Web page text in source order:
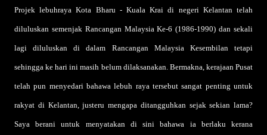
Projek lebuhraya Kota Bharu - Kuala Krai di negeri Kelantan telah
diluluskan semenjak Rancangan Malaysia Ke-6 (1986-1990) dan sekali
lagi diluluskan di dalam Rancangan Malaysia Kesembilan tetapi
sehingga ke hari ini masih belum dilaksanakan. Bermakna, kerajaan Pusat
telah pun menyedari bahawa lebuh raya tersebut sangat penting untuk
rakyat di Kelantan, justeru mengapa ditangguhkan sejak sekian lama?
Saya berani untuk menyatakan di sini bahawa ia berlaku kerana